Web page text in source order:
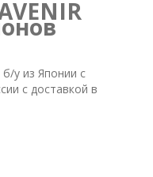
б/у из Японии с
с доставкой в